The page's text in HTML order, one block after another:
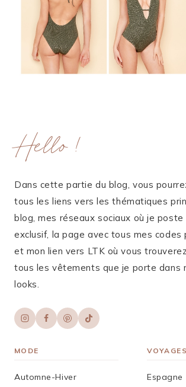
Hello !
Dans cette partie du blog, vous
tous les liens vers les thématiques
blog, mes réseaux sociaux où je poste
exclusif, la page avec tous mes codes
et mon lien vers LTK où vous
tous les vêtements que je porte dans
looks.
MODE
Automne-Hiver
VOYAGES
Espagne